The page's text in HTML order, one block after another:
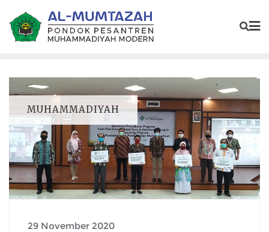
MUHAMMADIYAH
29 November 2020